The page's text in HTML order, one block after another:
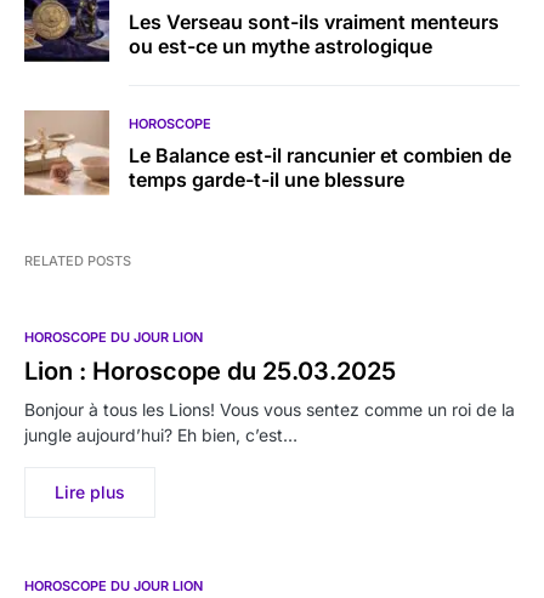
Les Verseau sont-ils vraiment menteurs
ou est-ce un mythe astrologique
HOROSCOPE
Le Balance est-il rancunier et combien de
temps garde-t-il une blessure
RELATED POSTS
HOROSCOPE DU JOUR LION
Lion : Horoscope du 25.03.2025
Bonjour à tous les Lions! Vous vous sentez comme un roi de la
jungle aujourd’hui? Eh bien, c’est…
Lire plus
HOROSCOPE DU JOUR LION